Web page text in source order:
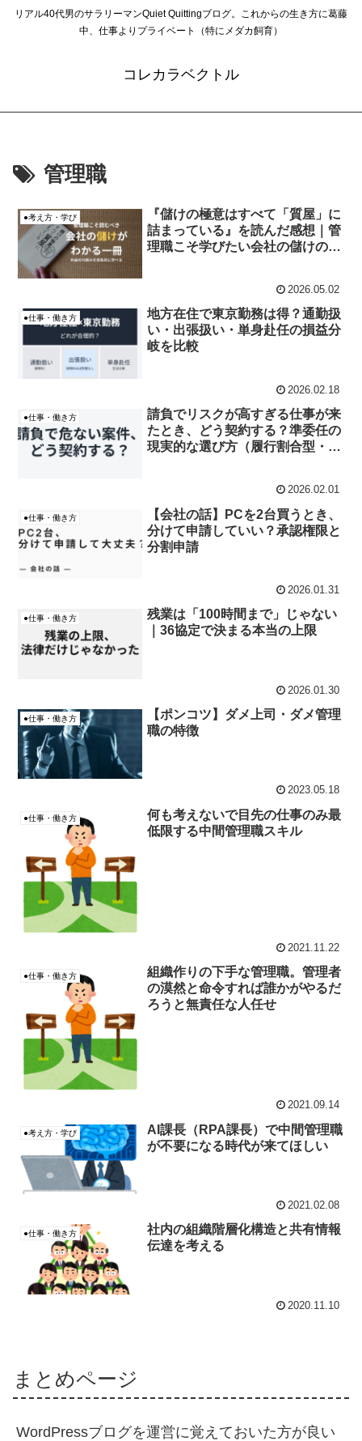
リアル40代男のサラリーマンQuiet Quittingブログ。これからの生き方に葛藤
中、仕事よりプライベート（特にメダカ飼育）
コレカラベクトル
管理職
●考え方・学び
『儲けの極意はすべて「質屋」に
詰まっている』を読んだ感想｜管
理職こそ学びたい会社の儲けの仕
2026.05.02
●仕事・働き方
地方在住で東京勤務は得？通勤扱
い・出張扱い・単身赴任の損益分
岐を比較
2026.02.18
●仕事・働き方
請負でリスクが高すぎる仕事が来
たとき、どう契約する？準委任の
現実的な選び方（履行割合型・成
2026.02.01
●仕事・働き方
【会社の話】PCを2台買うとき、
分けて申請していい？承認権限と
分割申請
2026.01.31
●仕事・働き方
残業は「100時間まで」じゃない
｜36協定で決まる本当の上限
2026.01.30
●仕事・働き方
【ポンコツ】ダメ上司・ダメ管理
職の特徴
2023.05.18
●仕事・働き方
何も考えないで目先の仕事のみ最
低限する中間管理職スキル
2021.11.22
●仕事・働き方
組織作りの下手な管理職。管理者
の漠然と命令すれば誰かがやるだ
ろうと無責任な人任せ
2021.09.14
●考え方・学び
AI課長（RPA課長）で中間管理職
が不要になる時代が来てほしい
2021.02.08
●仕事・働き方
社内の組織階層化構造と共有情報
伝達を考える
2020.11.10
まとめページ
WordPressブログを運営に覚えておいた方が良い